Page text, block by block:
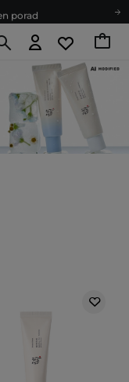
porad
punktów
porad